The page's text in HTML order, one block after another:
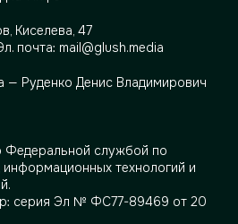
Киселева, 47
почта: mail@glush.media
— Руденко Денис Владимирович
Федеральной службой по
технологий и
серия Эл № ФС77-89469 от 20